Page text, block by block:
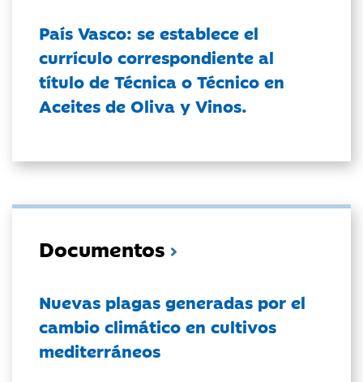
País Vasco: se establece el
currículo correspondiente al
título de Técnica o Técnico en
Aceites de Oliva y Vinos.
Documentos
Nuevas plagas generadas por el
cambio climático en cultivos
mediterráneos